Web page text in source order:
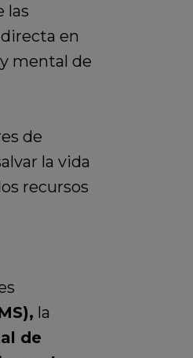
las
en
mental de
de
la vida
recursos
la
de